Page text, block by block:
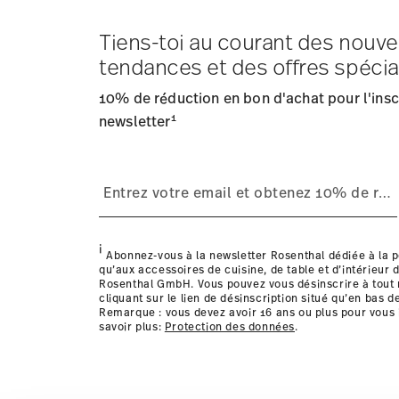
Résistance au lave-vaisselle
Frais d'expédition: Les frais de livraison pour la
Délai de livraison: 5-7 jours ouvrables pour les articles
: Nous livrons
Suivi: Vous recevrez un code de suivi par e-mail dès
Retours: Pour les retours, veuillez utiliser notre
les détails pour chaque pays de livraison ici
Tiens-toi au courant des
tendances et des offres
10% de réduction en bon d'achat pour
newsletter1
i Abonnez-vous à la newsletter Rosenthal dédiée à la
qu’aux accessoires de cuisine, de table et d’intérieur
Rosenthal GmbH. Vous pouvez vous désinscrire à tout
cliquant sur le lien de désinscription situé qu’en bas
Remarque : vous devez avoir 16 ans ou plus pour
savoir plus: Protection des données.